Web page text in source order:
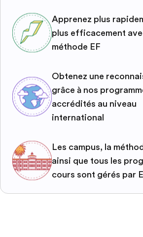
Apprenez plus
plus efficacement
méthode EF
Obtenez une
grâce à nos
accrédités au niveau
international
Les campus, la
ainsi que tous les
cours sont gérés par